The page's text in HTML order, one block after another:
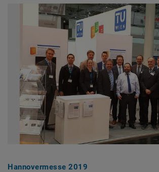
Hannovermesse 2019